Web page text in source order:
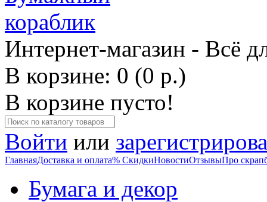
Интернет-магазин - Всё
В корзине: 0 (0 р.)
В корзине пусто!
Войти или
ГлавнаяДоставка и оплата% СкидкиНовостиОтзывыПро
Бумага и декор